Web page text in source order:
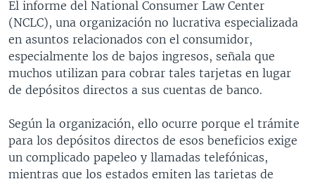
El informe del National Consumer Law Center
(NCLC), una organización no lucrativa especializada
en asuntos relacionados con el consumidor,
especialmente los de bajos ingresos, señala que
muchos utilizan para cobrar tales tarjetas en lugar
de depósitos directos a sus cuentas de banco.
Según la organización, ello ocurre porque el trámite
para los depósitos directos de esos beneficios exige
un complicado papeleo y llamadas telefónicas,
mientras que los estados emiten las tarjetas de